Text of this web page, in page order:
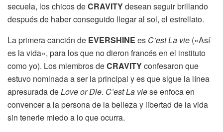
secuela, los chicos deCRAVITYdesean seguir brillando
después de haber conseguido llegar al sol, el estrellato.
La primera canción de EVERSHINE es C’est La vie («Así
es la vida», para los que no dieron francés en el instituto
como yo). Los miembros deCRAVITYconfesaron que
estuvo nominada a ser la principal y es que sigue la línea
apresurada deLove or Die. C’est La viese enfoca en
convencer a la persona de la belleza y libertad de la vida
sin tenerle miedo a lo que ocurra.